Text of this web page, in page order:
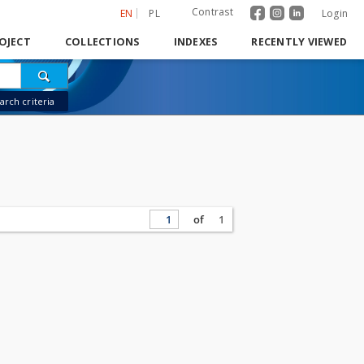
EN PL Contrast Login
COLLECTIONS INDEXES RECENTLY VIEWED
criteria
of 1